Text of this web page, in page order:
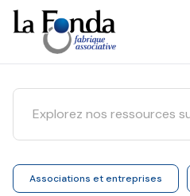
Aller
au
contenu
principal
Associations et entreprises